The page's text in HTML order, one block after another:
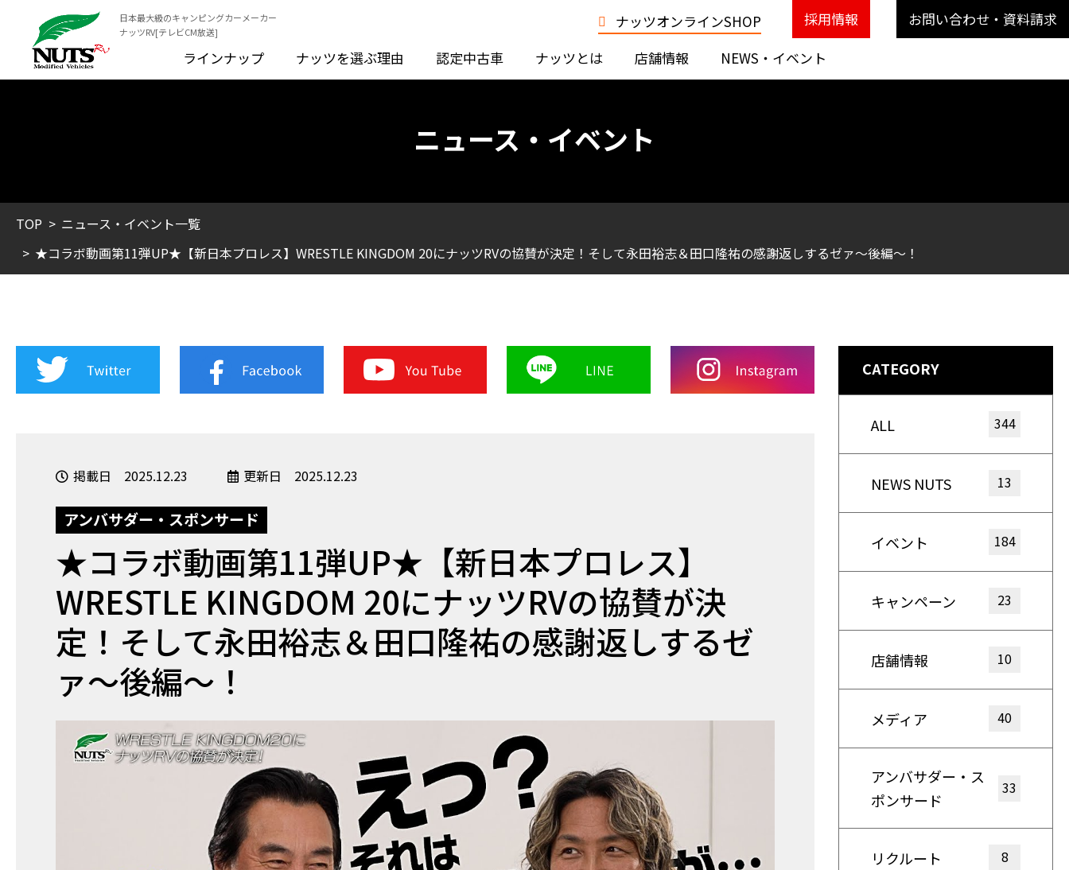
日本最大級のキャンピングカーメーカー
ナッツRV[テレビCM放送]
お問い合わせ・資料請求
ラインナップ
ナッツを選ぶ理由 認定中古車 ナッツとは 店舗情報 NEWS・イベント
ナッツオンラインSHOP 採用情報
ニュース・イベント
TOP
ニュース・イベント一覧
★コラボ動画第11弾UP★【新日本プロレス】WRESTLE KINGDOM 20にナッツRVの協賛が決定！そして永田裕志＆田口隆祐の感謝返しするゼァ〜後編〜！
掲載日 2025.12.23 更新日 2025.12.23
アンバサダー・スポンサード
★コラボ動画第11弾UP★【新日本プロレス】
WRESTLE KINGDOM 20にナッツRVの協賛が決
定！そして永田裕志＆田口隆祐の感謝返しするゼ
ァ〜後編〜！
CATEGORY
ALL 344
NEWS NUTS 13
イベント 184
キャンペーン 23
店舗情報 10
メディア 40
アンバサダー・ス
ポンサード
33
リクルート 8